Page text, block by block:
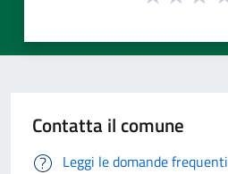
Contatta il comune
Leggi le domande frequenti